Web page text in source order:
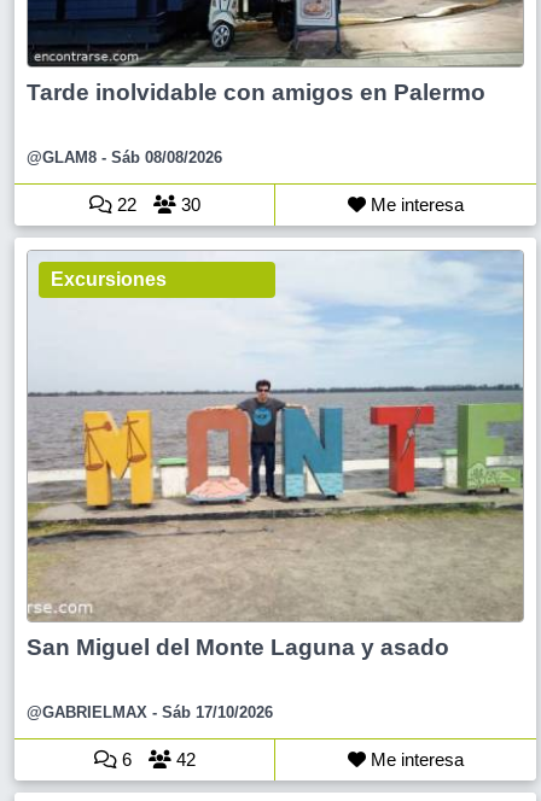
Tarde inolvidable con amigos en Palermo
@GLAM8 - Sáb 08/08/2026
22 30 Me interesa
Excursiones
San Miguel del Monte Laguna y asado
@GABRIELMAX - Sáb 17/10/2026
6 42 Me interesa